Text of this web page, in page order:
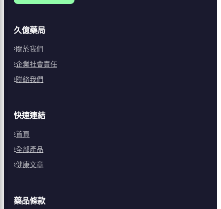
久億藥局
關於我們
企業社會責任
聯絡我們
快速連結
首頁
全部產品
健康文章
藥品條款